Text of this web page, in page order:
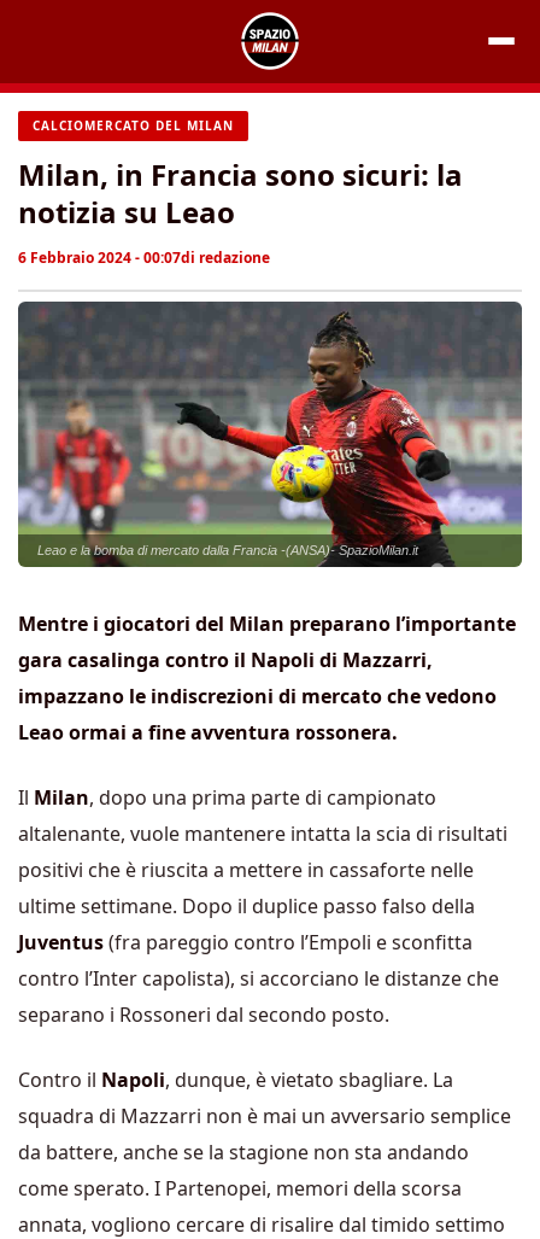
contenuto
CALCIOMERCATO DEL MILAN
Milan, in Francia sono sicuri: la
notizia su Leao
6 Febbraio 2024 - 00:07di redazione
Leao e la bomba di mercato dalla Francia -(ANSA)- SpazioMilan.it
Mentre i giocatori del Milan preparano l’importante
gara casalinga contro il Napoli di Mazzarri,
impazzano le indiscrezioni di mercato che vedono
Leao ormai a fine avventura rossonera.
Il Milan, dopo una prima parte di campionato
altalenante, vuole mantenere intatta la scia di risultati
positivi che è riuscita a mettere in cassaforte nelle
ultime settimane. Dopo il duplice passo falso della
Juventus(fra pareggio contro l’Empoli e sconfitta
contro l’Inter capolista), si accorciano le distanze che
separano i Rossoneri dal secondo posto.
Contro il Napoli, dunque, è vietato sbagliare. La
squadra di Mazzarri non è mai un avversario semplice
da battere, anche se la stagione non sta andando
come sperato. I Partenopei, memori della scorsa
annata, vogliono cercare di risalire dal timido settimo